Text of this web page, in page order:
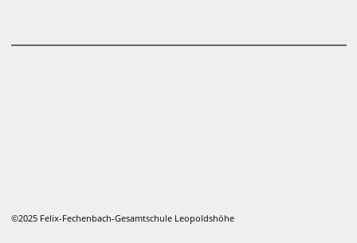
©2025 Felix-Fechenbach-Gesamtschule Leopoldshöhe